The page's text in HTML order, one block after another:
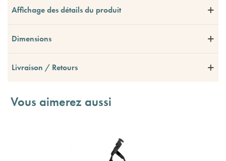
Affichage des détails du produit
Dimensions
Livraison / Retours
Vous aimerez aussi